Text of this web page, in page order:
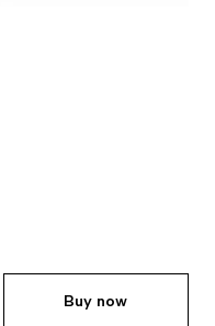
Buy now